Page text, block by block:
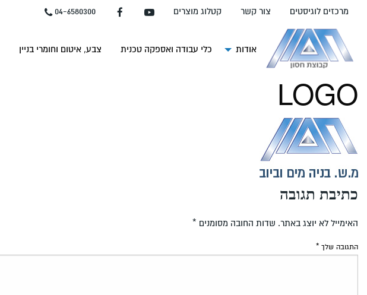
העמוד
מרכזים לוגיסטים צור קשר קטלוג מוצרים 04-6580300
אודות כלי עבודה ואספקה טכנית צבע, איטום וחומרי בניין
LOGO
כתיבת תגובה
האימייל לא יוצג באתר. שדות החובה מסומנים *
התגובה שלך *